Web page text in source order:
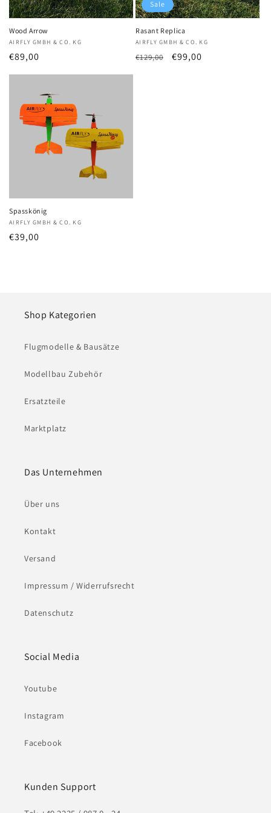
Wood Arrow
Anbieter:
AIRFLY GMBH & CO. KG
Normaler
€89,00
Sale
Rasant Replica
Anbieter:
AIRFLY GMBH & CO. KG
Normaler
€129,00 Verkaufspreis
€99,00
Spasskönig
Anbieter:
AIRFLY GMBH & CO. KG
Normaler
€39,00
Shop Kategorien
Flugmodelle & Bausätze
Modellbau Zubehör
Ersatzteile
Marktplatz
Das Unternehmen
Über uns
Kontakt
Versand
Impressum / Widerrufsrecht
Datenschutz
Social Media
Youtube
Instagram
Facebook
Kunden Support